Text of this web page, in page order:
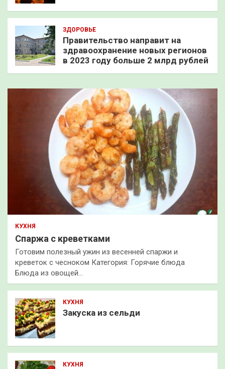
ЗДОРОВЬЕ
Правительство направит на
здравоохранение новых регионов
в 2023 году больше 2 млрд рублей
КУХНЯ
Спаржа с креветками
Готовим полезный ужин из весенней спаржи и
креветок с чесноком Категория: Горячие блюда
Блюда из овощей…
КУХНЯ
Закуска из сельди
КУХНЯ